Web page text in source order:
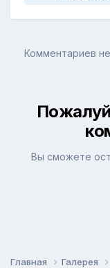
Комментариев
Вы сможете
Главная Галерея